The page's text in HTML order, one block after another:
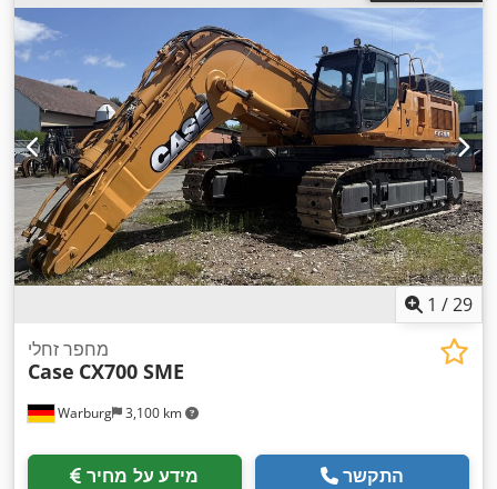
1 /29
Warburg 3,100 km
מחפר זחלי
Case CX700 SME
מידע על מחיר התקשר